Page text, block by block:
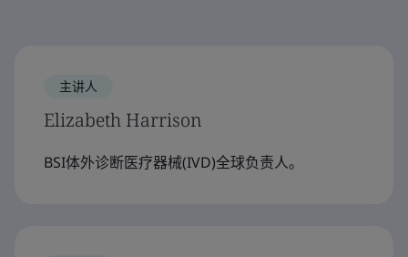
主讲人
Elizabeth Harrison
BSI体外诊断医疗器械(IVD)全球负责人。